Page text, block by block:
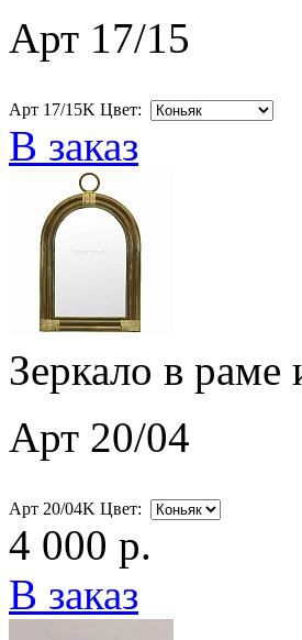
Арт 17/15
Арт 17/15K Цвет:
В заказ
Зеркало в раме
Арт 20/04
Арт 20/04K Цвет:
4 000 р.
В заказ